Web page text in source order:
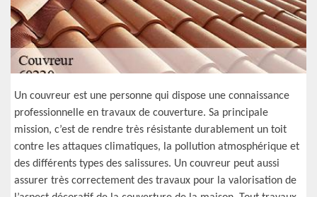
Un couvreur est une personne qui dispose une connaissance
professionnelle en travaux de couverture. Sa principale
mission, c’est de rendre très résistante durablement un toit
contre les attaques climatiques, la pollution atmosphérique et
des différents types des salissures. Un couvreur peut aussi
assurer très correctement des travaux pour la valorisation de